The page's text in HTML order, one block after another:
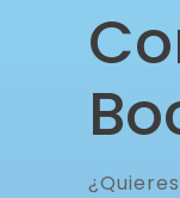
¿Quieres